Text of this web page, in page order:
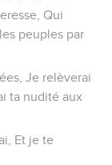
Qui
peuples par
Je relèverai
ta nudité aux
Et je te